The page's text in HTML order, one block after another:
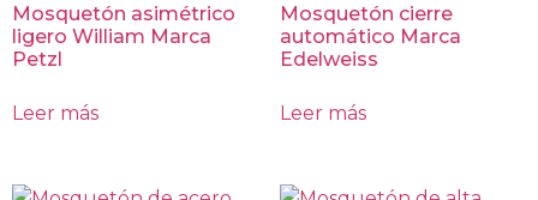
Mosquetón asimétrico
ligero William Marca
Petzl
Leer más
Mosquetón cierre
automático Marca
Edelweiss
Leer más